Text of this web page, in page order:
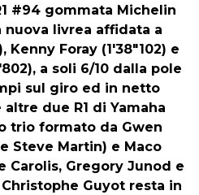
#94 gommata Michelin
livrea affidata a
Kenny Foray (1'38"102) e
a soli 6/10 dalla pole
sul giro ed in netto
due R1 di Yamaha
trio formato da Gwen
Steve Martin) e Maco
Carolis, Gregory Junod e
Guyot resta in